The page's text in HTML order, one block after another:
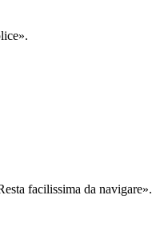
facilissima da navigare».